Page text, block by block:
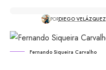
PORDIEGO VELÁZQUEZ
Fernando Siqueira Carvalho